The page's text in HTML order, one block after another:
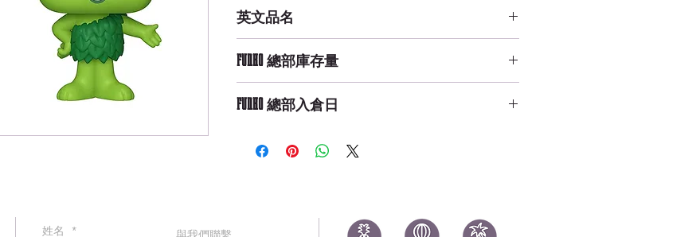
英文品名
FUNKO 總部庫存量
FUNKO 總部入倉日